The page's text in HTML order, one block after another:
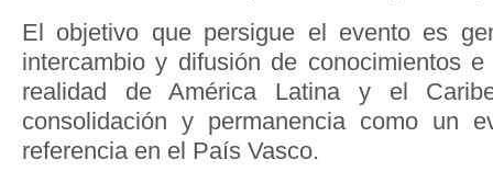
El objetivo que persigue el evento es
intercambio y difusión de conocimientos
realidad de América Latina y el
consolidación y permanencia como un
referencia en el País Vasco.